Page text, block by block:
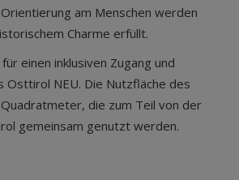
am Menschen werden
Charme erfüllt.
einen inklusiven Zugang und
Osttirol NEU. Die Nutzfläche des
die zum Teil von der
gemeinsam genutzt werden.